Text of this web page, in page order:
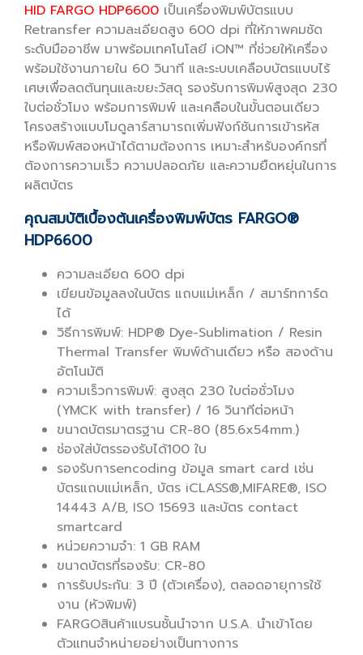
HID FARGO HDP6600 เป็นเครื่องพิมพ์บัตรแบบ
Retransfer ความละเอียดสูง 600 dpi ที่ให้ภาพคมชัด
ระดับมืออาชีพ มาพร้อมเทคโนโลยี iON™ ที่ช่วยให้เครื่อง
พร้อมใช้งานภายใน 60 วินาที และระบบเคลือบบัตรแบบไร้
เศษเพื่อลดต้นทุนและขยะวัสดุ รองรับการพิมพ์สูงสุด 230
ใบต่อชั่วโมง พร้อมการพิมพ์ และเคลือบในขั้นตอนเดียว
โครงสร้างแบบโมดูลาร์สามารถเพิ่มฟังก์ชันการเข้ารหัส
หรือพิมพ์สองหน้าได้ตามต้องการ เหมาะสำหรับองค์กรที่
ต้องการความเร็ว ความปลอดภัย และความยืดหยุ่นในการ
ผลิตบัตร
คุณสมบัติเบื้องต้นเครื่องพิมพ์บัตร FARGO®
HDP6600
ความละเอียด 600 dpi
เขียนข้อมูลลงในบัตร แถบแม่เหล็ก / สมาร์ทการ์ด
ได้
วิธีการพิมพ์: HDP® Dye-Sublimation / Resin
Thermal Transfer พิมพ์ด้านเดียว หรือ สองด้าน
อัตโนมัติ
ความเร็วการพิมพ์: สูงสุด 230 ใบต่อชั่วโมง
(YMCK with transfer) / 16 วินาทีต่อหน้า
ขนาดบัตรมาตรฐาน CR-80 (85.6x54mm.)
ช่องใส่บัตรรองรับได้100 ใบ
รองรับการencoding ข้อมูล smart card เช่น
บัตรแถบแม่เหล็ก, บัตร iCLASS®,MIFARE®, ISO
14443 A/B, ISO 15693 และบัตร contact
smartcard
หน่วยความจำ: 1 GB RAM
ขนาดบัตรที่รองรับ: CR-80
การรับประกัน: 3 ปี (ตัวเครื่อง), ตลอดอายุการใช้
งาน (หัวพิมพ์)
FARGOสินค้าแบรนชั้นนำจาก U.S.A. นำเข้าโดย
ตัวแทนจำหน่ายอย่างเป็นทางการ